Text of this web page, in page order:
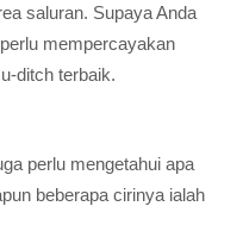
saluran. Supaya Anda
mempercayakan
ditch terbaik.
perlu mengetahui apa
beberapa cirinya ialah